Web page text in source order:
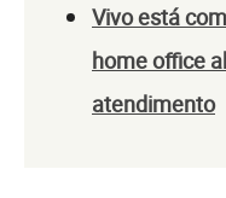
Vivo está
home office
atendimento